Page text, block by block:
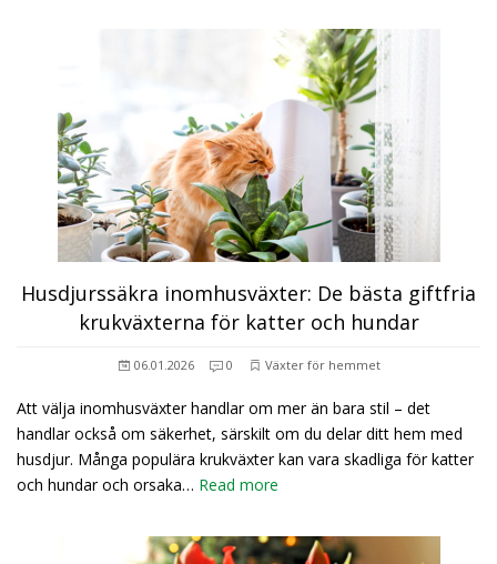
Husdjurssäkra inomhusväxter: De bästa giftfria
krukväxterna för katter och hundar
06.01.2026 0 Växter för hemmet
Att välja inomhusväxter handlar om mer än bara stil – det
handlar också om säkerhet, särskilt om du delar ditt hem med
husdjur. Många populära krukväxter kan vara skadliga för katter
och hundar och orsaka… Read more